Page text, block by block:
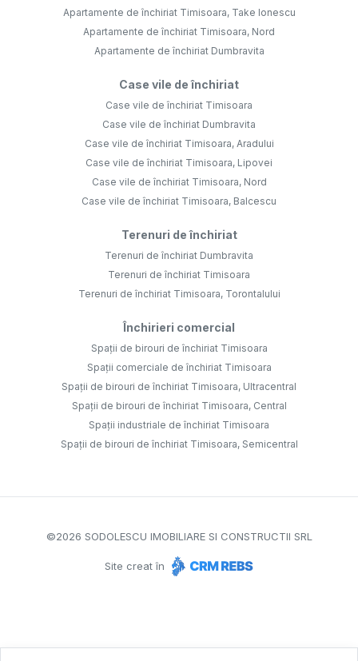
Apartamente de închiriat Timisoara, Take Ionescu
Apartamente de închiriat Timisoara, Nord
Apartamente de închiriat Dumbravita
Case vile de închiriat
Case vile de închiriat Timisoara
Case vile de închiriat Dumbravita
Case vile de închiriat Timisoara, Aradului
Case vile de închiriat Timisoara, Lipovei
Case vile de închiriat Timisoara, Nord
Case vile de închiriat Timisoara, Balcescu
Terenuri de închiriat
Terenuri de închiriat Dumbravita
Terenuri de închiriat Timisoara
Terenuri de închiriat Timisoara, Torontalului
Închirieri comercial
Spații de birouri de închiriat Timisoara
Spații comerciale de închiriat Timisoara
Spații de birouri de închiriat Timisoara, Ultracentral
Spații de birouri de închiriat Timisoara, Central
Spații industriale de închiriat Timisoara
Spații de birouri de închiriat Timisoara, Semicentral
©2026 SODOLESCU IMOBILIARE SI CONSTRUCTII SRL
Site creat în